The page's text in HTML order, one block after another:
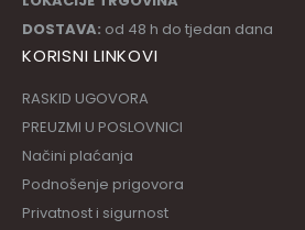
DOSTAVA: od 48 h do tjedan dana
KORISNI LINKOVI
RASKID UGOVORA
PREUZMI U POSLOVNICI
Načini plaćanja
Podnošenje prigovora
Privatnost i sigurnost